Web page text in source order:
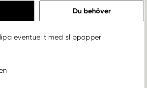
Du behöver
eventuellt med slippapper